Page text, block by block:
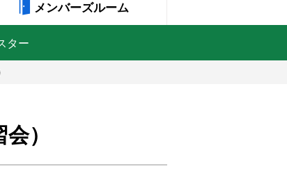
メンバーズルーム
ター
）